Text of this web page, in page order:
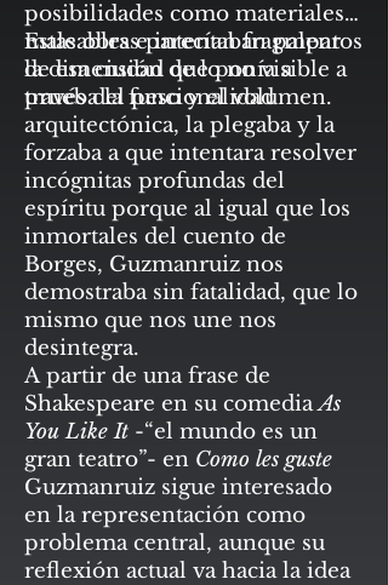
posibilidades como materiales
maleables e intentaban palpar
la dimensión de lo no visible a
través del peso y el volumen.
Estas obras parecían fragmentos
de esa ciudad que ponía a
prueba la funcionalidad
arquitectónica, la plegaba y la
forzaba a que intentara resolver
incógnitas profundas del
espíritu porque al igual que los
inmortales del cuento de
Borges, Guzmanruiz nos
demostraba sin fatalidad, que lo
mismo que nos une nos
desintegra.
A partir de una frase de
Shakespeare en su comediaAs
You Like It -“el mundo es un
gran teatro”- en Como les guste
Guzmanruiz sigue interesado
en la representación como
problema central, aunque su
reflexión actual va hacia la idea